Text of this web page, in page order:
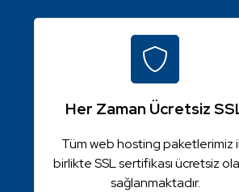
Her Zaman Ücretsiz
Tüm web hosting paketlerimiz
birlikte SSL sertifikası ücretsiz
sağlanmaktadır.